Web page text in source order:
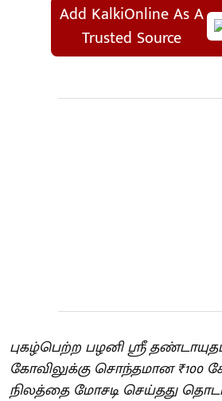
Add KalkiOnline As A
Trusted Source
புகழ்பெற்ற பழனி ஶ்ரீ
கோவிலுக்கு சொந்தமான ₹100
நிலத்தை மோசடி செய்தது